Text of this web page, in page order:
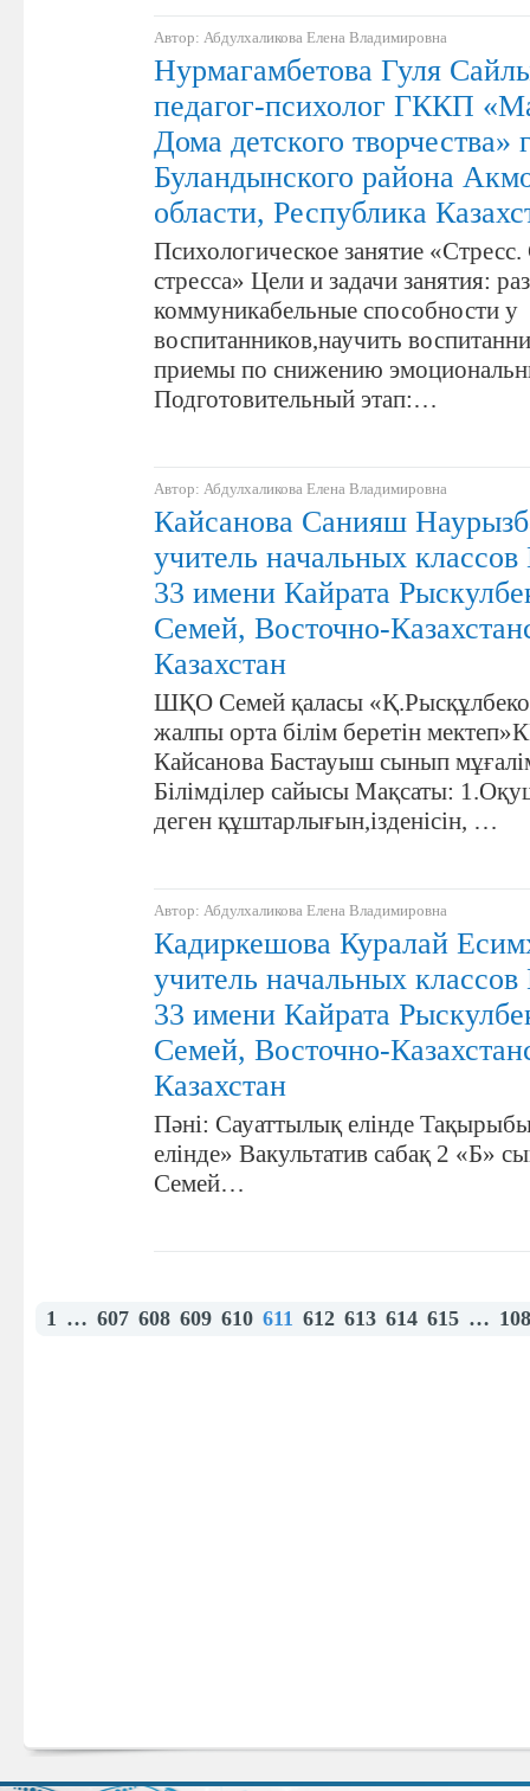
Автор: Абдулхаликова Елена Владимировна
Нурмагамбетова Гуля
педагог-психолог ГККП
Дома детского творчества»
Буландынского района
области, Республика
Психологическое занятие
стресса» Цели и задачи занятия:
коммуникабельные способности у
воспитанников,научить
приемы по снижению
Подготовительный этап:…
Автор: Абдулхаликова Елена Владимировна
Кайсанова Санияш
учитель начальных
33 имени Кайрата
Семей, Восточно-
Казахстан
ШҚО Семей қаласы
жалпы орта білім беретін
Кайсанова Бастауыш сынып
Білімділер сайысы Мақсаты:
деген құштарлығын,ізденісін, …
Автор: Абдулхаликова Елена Владимировна
Кадиркешова Куралай
учитель начальных
33 имени Кайрата
Семей, Восточно-
Казахстан
Пәні: Сауаттылық елінде
елінде» Вакультатив сабақ 2 «Б»
Семей…
1 … 607 608 609 610 611 612 613 614 615 …